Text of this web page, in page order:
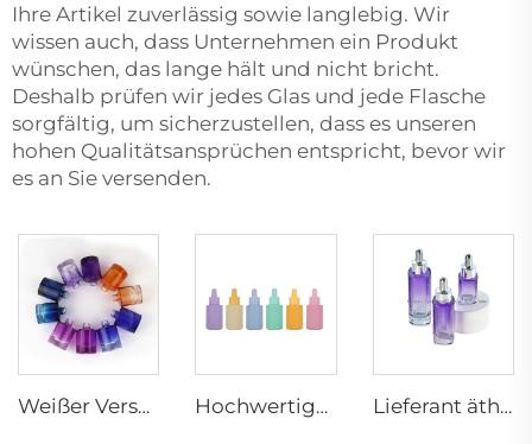
Ihre Artikel zuverlässig sowie langlebig. Wir
wissen auch, dass Unternehmen ein Produkt
wünschen, das lange hält und nicht bricht.
Deshalb prüfen wir jedes Glas und jede Flasche
sorgfältig, um sicherzustellen, dass es unseren
hohen Qualitätsansprüchen entspricht, bevor wir
es an Sie versenden.
Weißer Verschluss Ätherisches Öl Verpackungsflaschen 30ml Bunte Glas-Tropfenflasche Kosmetische Glasflaschen Lieferant Hochwertige Glasflasche für Kosmetik bunte Essentialöl-Tropfenflasche geschliffene Essentialölflasche Glas Tropfen Lieferant ätherisches Öl Quadrat Serum Glas Pipettenflasche Kosmetik Behälter für Lotion/Toner/Kosmetikpflege 15ml 30ml 50ml